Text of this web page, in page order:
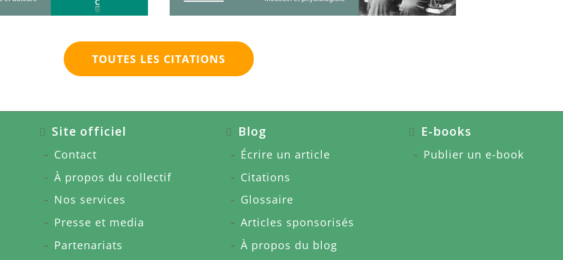
TOUTES LES CITATIONS
Site officiel
Contact
À propos du collectif
Nos services
Presse et media
Partenariats
Blog
Écrire un article
Citations
Glossaire
Articles sponsorisés
À propos du blog
E-books
Publier un e-book